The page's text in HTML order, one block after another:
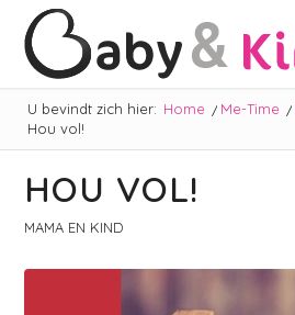
U bevindt zich hier: Home / Me-Time /
Hou vol!
HOU VOL!
MAMA EN KIND